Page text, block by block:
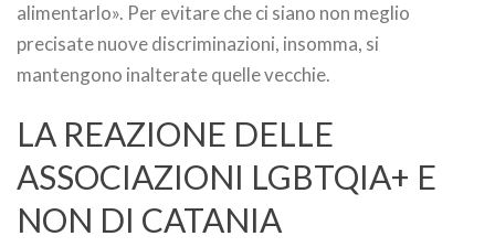
alimentarlo». Per evitare che ci siano non meglio
precisate nuove discriminazioni, insomma, si
mantengono inalterate quelle vecchie.
LA REAZIONE DELLE
ASSOCIAZIONI LGBTQIA+ E
NON DI CATANIA